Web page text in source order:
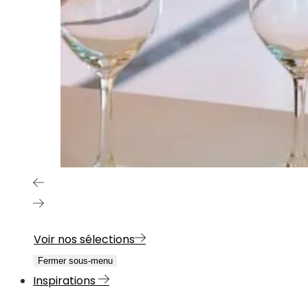
Voir nos sélections
Fermer sous-menu
Inspirations